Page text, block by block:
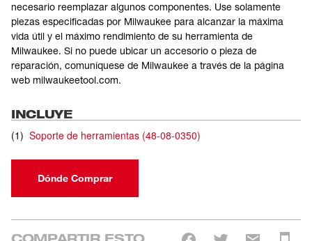
necesario reemplazar algunos componentes. Use solamente
piezas especificadas por Milwaukee para alcanzar la máxima
vida útil y el máximo rendimiento de su herramienta de
Milwaukee. Si no puede ubicar un accesorio o pieza de
reparación, comuníquese de Milwaukee a través de la página
web milwaukeetool.com.
INCLUYE
(1) Soporte de herramientas (48-08-0350)
Dónde Comprar